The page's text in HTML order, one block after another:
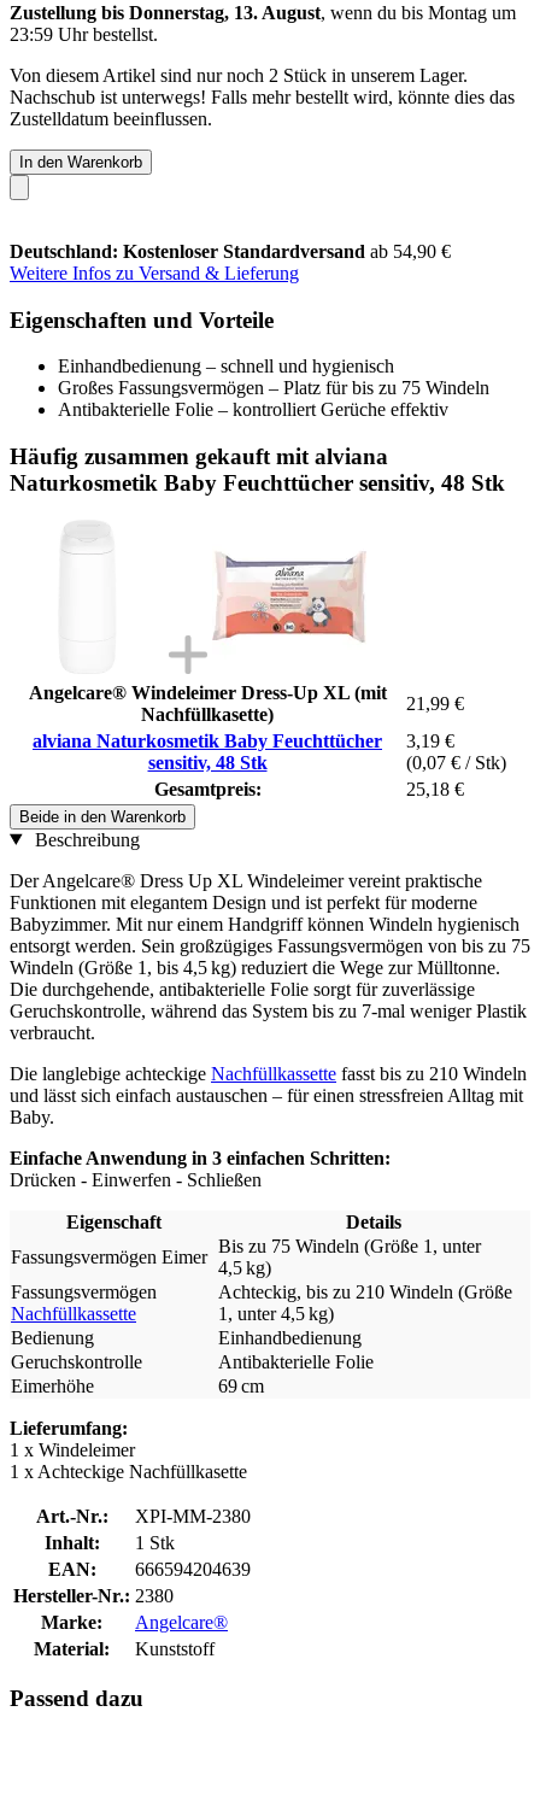
Zustellung bis Donnerstag, 13. August, wenn du bis Montag um
23:59 Uhrbestellst.
Von diesem Artikel sind nur noch 2 Stück in unserem Lager.
Nachschub ist unterwegs! Falls mehr bestellt wird, könnte dies das
Zustelldatum beeinflussen.
In den Warenkorb
Deutschland: Kostenloser Standardversand ab 54,90 €
Weitere Infos zu Versand & Lieferung
Eigenschaften und Vorteile
Einhandbedienung – schnell und hygienisch
Großes Fassungsvermögen – Platz für bis zu 75 Windeln
Antibakterielle Folie – kontrolliert Gerüche effektiv
Häufig zusammen gekauft mit alviana
Naturkosmetik Baby Feuchttücher sensitiv, 48 Stk
Angelcare® Windeleimer Dress-Up XL (mit
Nachfüllkasette)
21,99 €
alviana Naturkosmetik Baby Feuchttücher
sensitiv, 48 Stk
3,19 €
(0,07 € / Stk)
Gesamtpreis:
25,18 €
Beide in den Warenkorb
Beschreibung
Der Angelcare® Dress Up XL Windeleimer vereint praktische
Funktionen mit elegantem Design und ist perfekt für moderne
Babyzimmer. Mit nur einem Handgriff können Windeln hygienisch
entsorgt werden. Sein großzügiges Fassungsvermögen von bis zu 75
Windeln (Größe 1, bis 4,5 kg) reduziert die Wege zur Mülltonne.
Die durchgehende, antibakterielle Folie sorgt für zuverlässige
Geruchskontrolle, während das System bis zu 7-mal weniger Plastik
verbraucht.
Die langlebige achteckige Nachfüllkassette fasst bis zu 210 Windeln
und lässt sich einfach austauschen – für einen stressfreien Alltag mit
Baby.
Einfache Anwendung in 3 einfachen Schritten:
Drücken - Einwerfen - Schließen
Eigenschaft
Details
Fassungsvermögen Eimer
Bis zu 75 Windeln (Größe 1, unter
4,5 kg)
Fassungsvermögen
Nachfüllkassette
Achteckig, bis zu 210 Windeln (Größe
1, unter 4,5 kg)
Bedienung
Einhandbedienung
Geruchskontrolle
Antibakterielle Folie
Eimerhöhe
69 cm
Lieferumfang:
1 x Windeleimer
1 x Achteckige Nachfüllkasette
Art.-Nr.:
XPI-MM-2380
Inhalt:
1 Stk
EAN:
666594204639
Hersteller-Nr.: 2380
Marke:
Angelcare®
Material:
Kunststoff
Passend dazu